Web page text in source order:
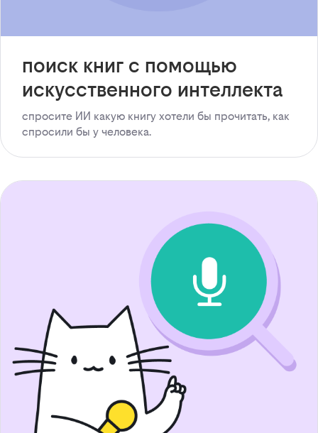
поиск книг с помощью
искусственного интеллекта
спросите ИИ какую книгу хотели бы прочитать, как
спросили бы у человека.